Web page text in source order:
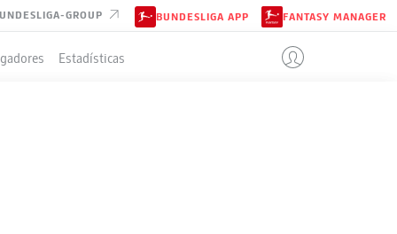
GROUP BUNDESLIGA APP FANTASY MANAGER
Estadísticas